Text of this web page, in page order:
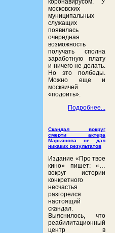
московских
муниципальных
служащих
появилась
очередная
возможность
получать сполна
заработную плату
и ничего не делать.
Но это полбеды.
Можно еще и
москвичей
«подоить».
Подробнее...
Скандал вокруг
смерти актера
Марьянова не дал
никаких результатов
Издание «Про твое
кино» пишет: «…
вокруг истории
конкретного
несчастья
разгорелся
настоящий
скандал.
Выяснилось, что
реабилитационный
центр в